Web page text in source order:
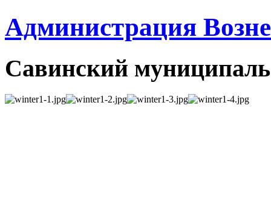
Администрация
Савинский